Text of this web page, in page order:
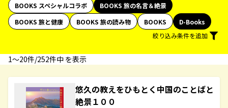
BOOKS スペシャルコラボ
BOOKS 旅の名言＆絶景
BOOKS 旅と健康
BOOKS 旅の読み物 BOOKS
D-Books
絞り込み条件を追加
1〜20件/252件中 を表示
悠久の教えをひもとく中国のことばと
絶景１００